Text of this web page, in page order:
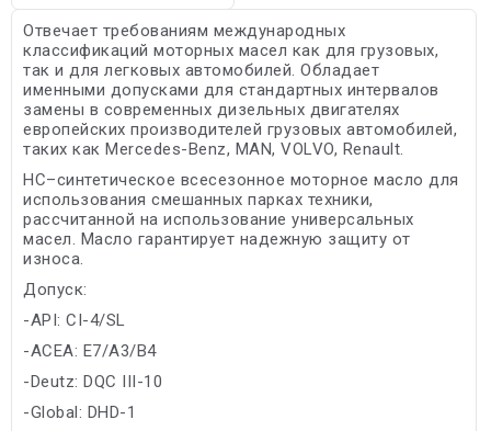
Отвечает требованиям международных
классификаций моторных масел как для грузовых,
так и для легковых автомобилей. Обладает
именными допусками для стандартных интервалов
замены в современных дизельных двигателях
европейских производителей грузовых автомобилей,
таких как Mercedes-Benz, MAN, VOLVO, Renault.
HC–синтетическое всесезонное моторное масло для
использования смешанных парках техники,
рассчитанной на использование универсальных
масел. Масло гарантирует надежную защиту от
износа.
Допуск:
-API: CI-4/SL
-ACEA: E7/A3/B4
-Deutz: DQC III-10
-Global: DHD-1